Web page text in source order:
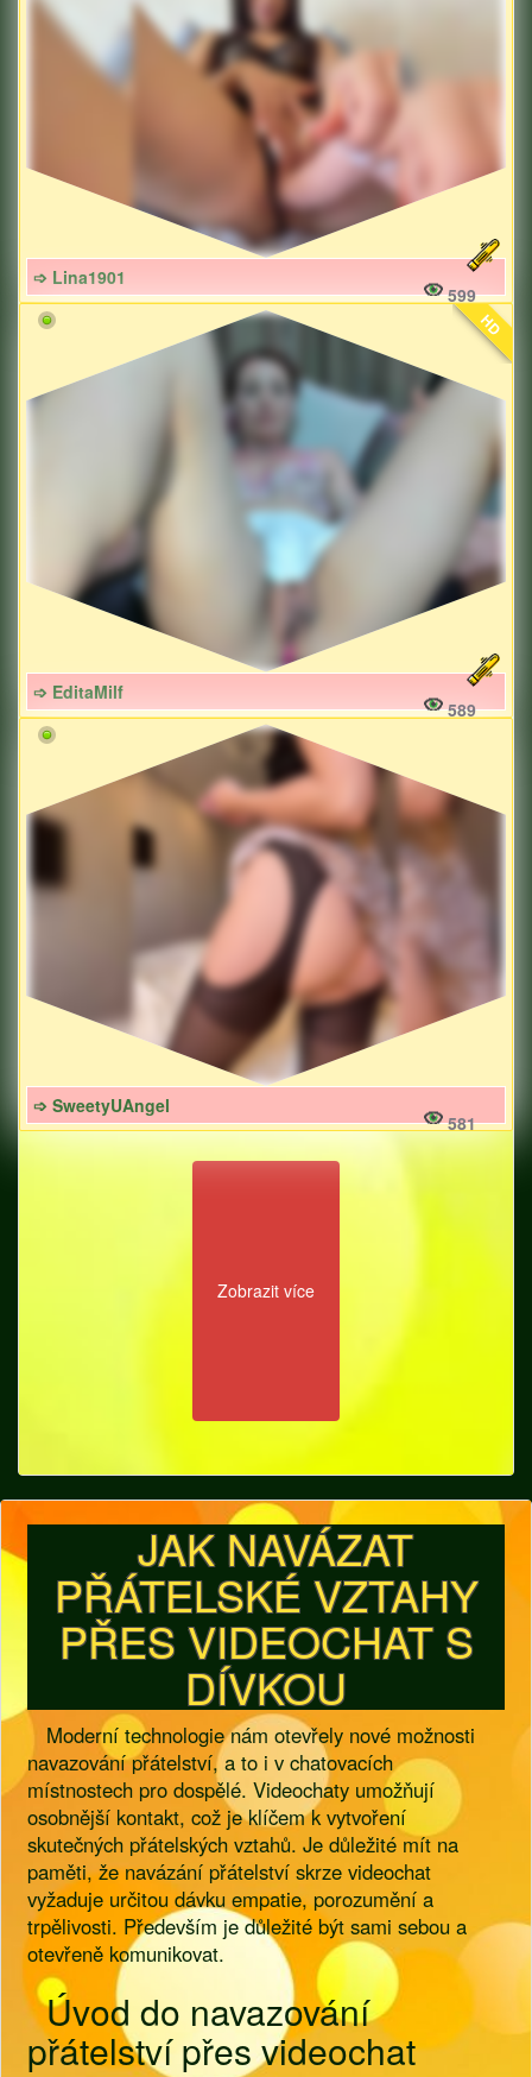
➩ Lina1901
599
HD
➩ EditaMilf
589
➩ SweetyUAngel
581
Zobrazit více
JAK NAVÁZAT
PŘÁTELSKÉ VZTAHY
PŘES VIDEOCHAT S
DÍVKOU
Moderní technologie nám otevřely nové možnosti
navazování přátelství, a to i v chatovacích
místnostech pro dospělé. Videochaty umožňují
osobnější kontakt, což je klíčem k vytvoření
skutečných přátelských vztahů. Je důležité mít na
paměti, že navázání přátelství skrze videochat
vyžaduje určitou dávku empatie, porozumění a
trpělivosti. Především je důležité být sami sebou a
otevřeně komunikovat.
Úvod do navazování
přátelství přes videochat